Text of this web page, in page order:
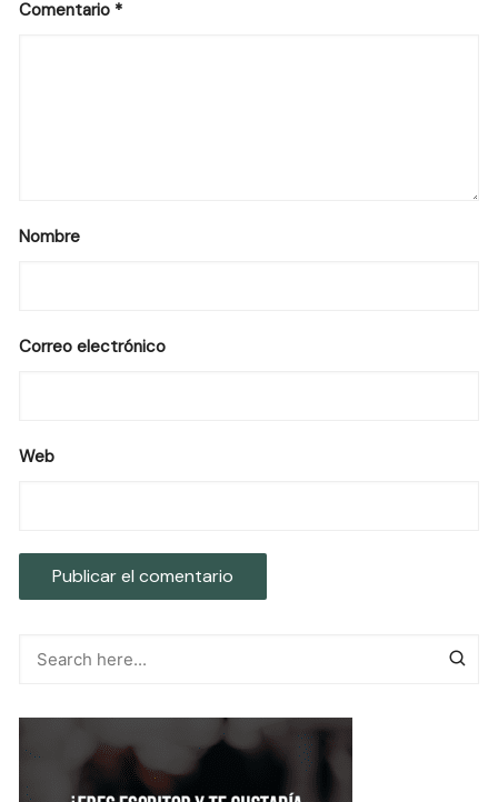
Comentario *
Nombre
Correo electrónico
Web